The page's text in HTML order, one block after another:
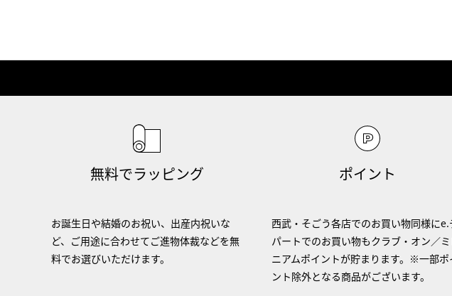
無料でラッピング
お誕生日や結婚のお祝い、出産内祝いな
ど、ご用途に合わせてご進物体裁などを無
料でお選びいただけます。
ポイント
西武・そごう各店でのお買い物同様にe.
パートでのお買い物もクラブ・オン／
ニアムポイントが貯まります。※一部ポ
ント除外となる商品がございます。